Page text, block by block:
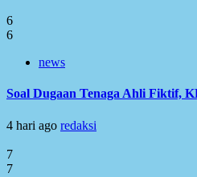
6
6
news
Soal Dugaan Tenaga Ahli Fiktif,
4 hari ago redaksi
7
7